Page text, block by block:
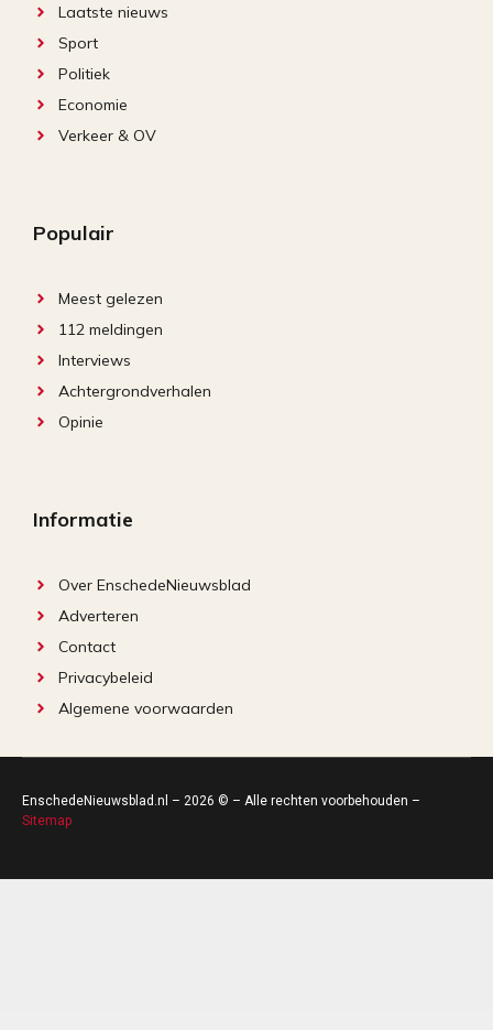
Laatste nieuws
Sport
Politiek
Economie
Verkeer & OV
Populair
Meest gelezen
112 meldingen
Interviews
Achtergrondverhalen
Opinie
Informatie
Over EnschedeNieuwsblad
Adverteren
Contact
Privacybeleid
Algemene voorwaarden
EnschedeNieuwsblad.nl – 2026 © – Alle rechten voorbehouden –
Sitemap